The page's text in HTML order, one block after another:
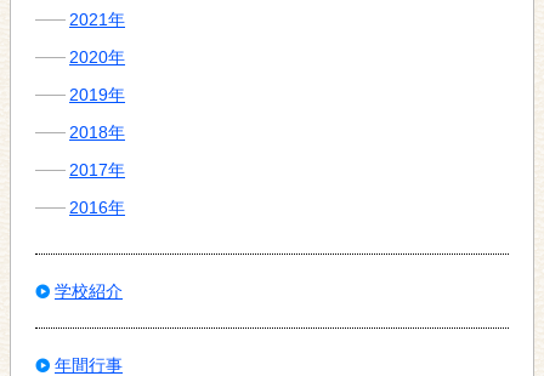
2021年
2020年
2019年
2018年
2017年
2016年
学校紹介
年間行事